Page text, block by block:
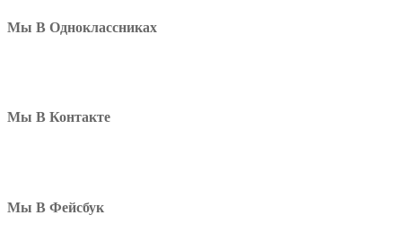
Мы В Одноклассниках
Мы В Контакте
Мы В Фейсбук